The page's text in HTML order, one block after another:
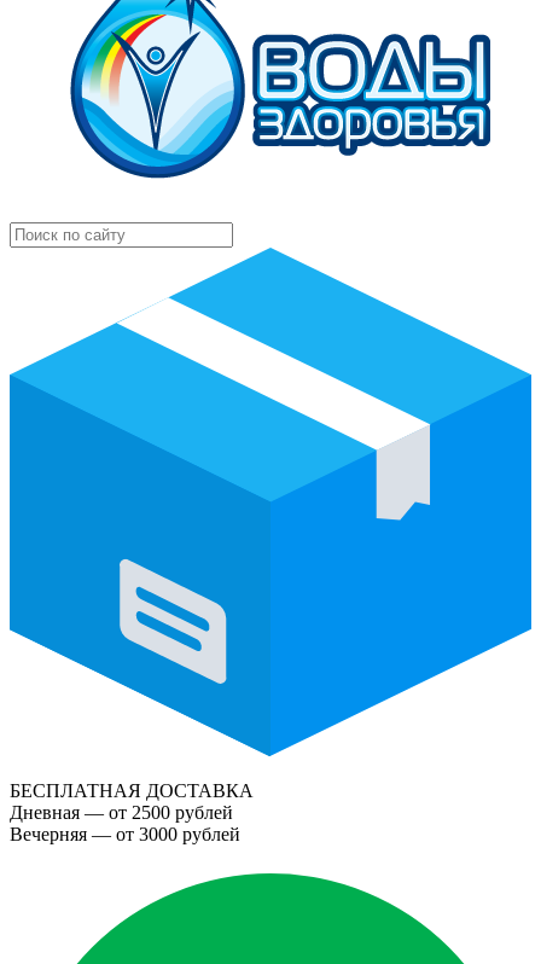
БЕСПЛАТНАЯ ДОСТАВКА
Дневная — от 2500 рублей
Вечерняя — от 3000 рублей